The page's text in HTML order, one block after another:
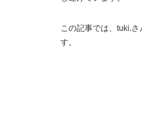
この記事では、tuki.
す。